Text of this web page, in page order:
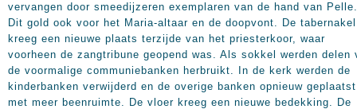
vervangen door smeedijzeren exemplaren van de hand van Pelle.
Dit gold ook voor het Maria-altaar en de doopvont. De tabernakel
kreeg een nieuwe plaats terzijde van het priesterkoor, waar
voorheen de zangtribune geopend was. Als sokkel werden delen
de voormalige communiebanken herbruikt. In de kerk werden de
kinderbanken verwijderd en de overige banken opnieuw geplaatst
met meer beenruimte. De vloer kreeg een nieuwe bedekking. De